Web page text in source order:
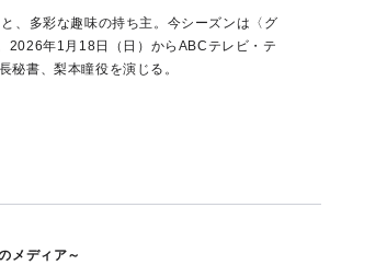
、多彩な趣味の持ち主。今シーズンは〈グ
2026年1月18日（日）からABCテレビ・テ
秘書、梨本瞳役を演じる。
メディア～